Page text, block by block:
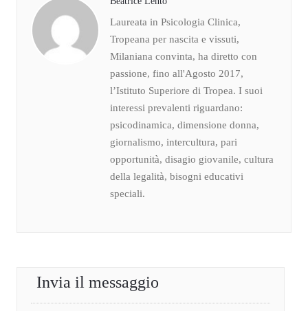
Laureata in Psicologia Clinica,
Tropeana per nascita e vissuti,
Milaniana convinta, ha diretto con
passione, fino all'Agosto 2017,
l’Istituto Superiore di Tropea. I suoi
interessi prevalenti riguardano:
psicodinamica, dimensione donna,
giornalismo, intercultura, pari
opportunità, disagio giovanile, cultura
della legalità, bisogni educativi
speciali.
Invia il messaggio